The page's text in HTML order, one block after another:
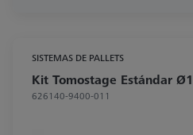
SISTEMAS DE PALLETS
Kit Tomostage Estándar
626140-9400-011